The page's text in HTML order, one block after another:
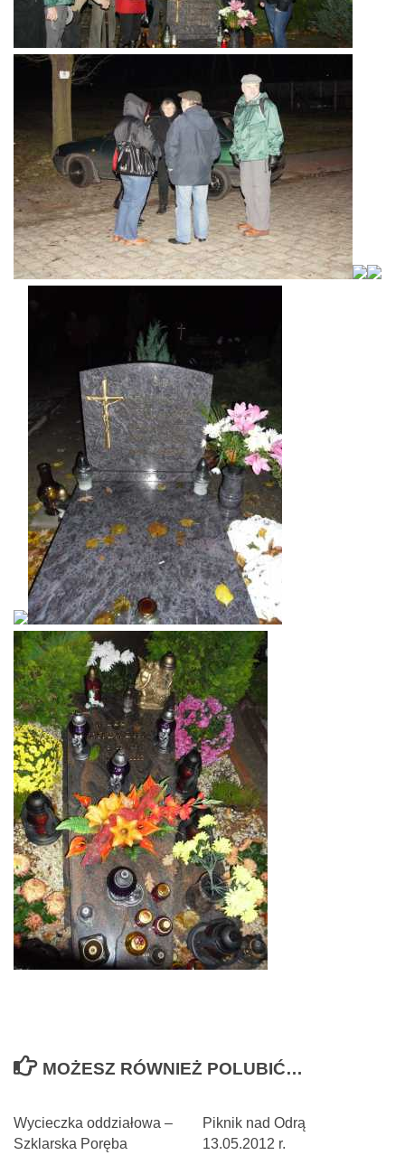
MOŻESZ RÓWNIEŻ POLUBIĆ…
Wycieczka oddziałowa –
Szklarska Poręba
Piknik nad Odrą
13.05.2012 r.